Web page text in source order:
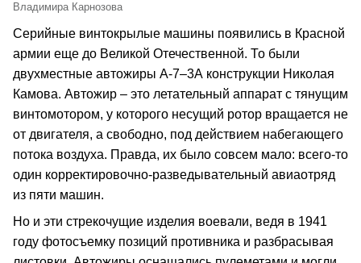
Владимира Карнозова
Серийные винтокрылые машины появились в Красной
армии еще до Великой Отечественной. То были
двухместные автожиры А-7–3А конструкции Николая
Камова. Автожир – это летательный аппарат с тянущим
винтомотором, у которого несущий ротор вращается не
от двигателя, а свободно, под действием набегающего
потока воздуха. Правда, их было совсем мало: всего-то
один корректировочно-разведывательный авиаотряд
из пяти машин.
Но и эти стрекочущие изделия воевали, ведя в 1941
году фотосъемку позиций противника и разбрасывая